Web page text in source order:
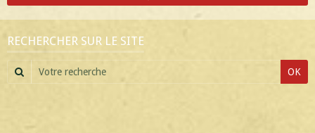
RECHERCHER SUR LE SITE
OK